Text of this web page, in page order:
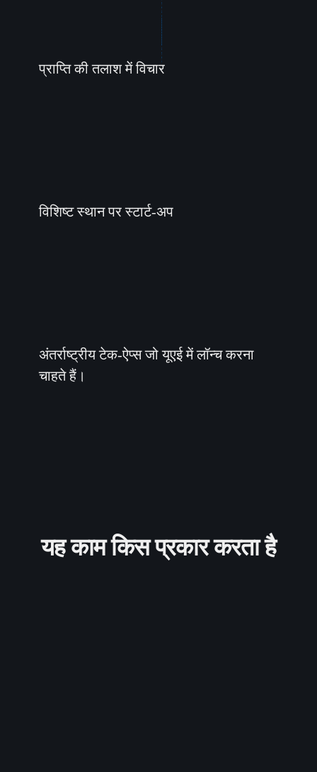
प्राप्ति की तलाश में विचार
विशिष्ट स्थान पर स्टार्ट-अप
अंतर्राष्ट्रीय टेक-ऐप्स जो यूएई में लॉन्च करना
चाहते हैं।
यह काम किस प्रकार करता है